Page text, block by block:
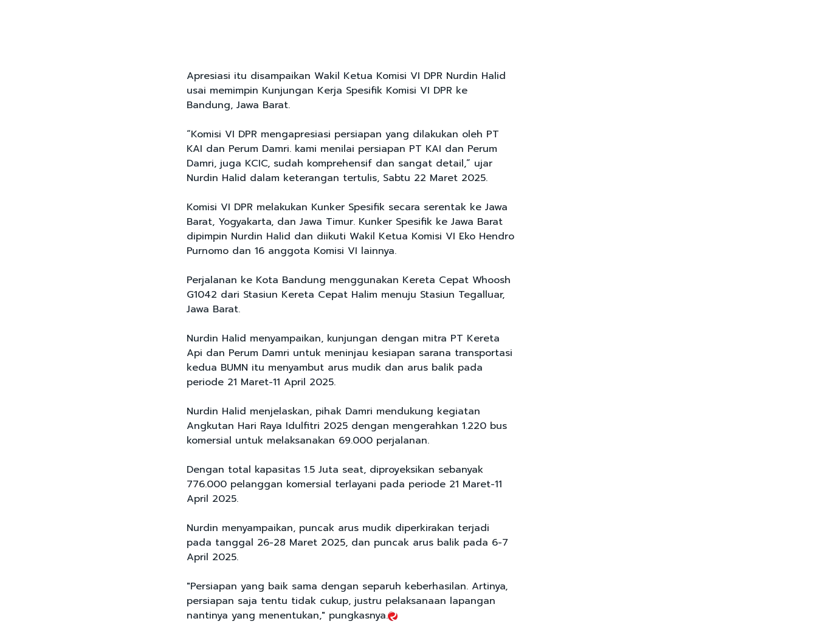
Apresiasi itu disampaikan Wakil Ketua Komisi VI DPR Nurdin Halid
usai memimpin Kunjungan Kerja Spesifik Komisi VI DPR ke
Bandung, Jawa Barat.
“Komisi VI DPR mengapresiasi persiapan yang dilakukan oleh PT
KAI dan Perum Damri. kami menilai persiapan PT KAI dan Perum
Damri, juga KCIC, sudah komprehensif dan sangat detail,” ujar
Nurdin Halid dalam keterangan tertulis, Sabtu 22 Maret 2025.
Komisi VI DPR melakukan Kunker Spesifik secara serentak ke Jawa
Barat, Yogyakarta, dan Jawa Timur. Kunker Spesifik ke Jawa Barat
dipimpin Nurdin Halid dan diikuti Wakil Ketua Komisi VI Eko Hendro
Purnomo dan 16 anggota Komisi VI lainnya.
Perjalanan ke Kota Bandung menggunakan Kereta Cepat Whoosh
G1042 dari Stasiun Kereta Cepat Halim menuju Stasiun Tegalluar,
Jawa Barat.
Nurdin Halid menyampaikan, kunjungan dengan mitra PT Kereta
Api dan Perum Damri untuk meninjau kesiapan sarana transportasi
kedua BUMN itu menyambut arus mudik dan arus balik pada
periode 21 Maret-11 April 2025.
Nurdin Halid menjelaskan, pihak Damri mendukung kegiatan
Angkutan Hari Raya Idulfitri 2025 dengan mengerahkan 1.220 bus
komersial untuk melaksanakan 69.000 perjalanan.
Dengan total kapasitas 1.5 Juta seat, diproyeksikan sebanyak
776.000 pelanggan komersial terlayani pada periode 21 Maret-11
April 2025.
Nurdin menyampaikan, puncak arus mudik diperkirakan terjadi
pada tanggal 26-28 Maret 2025, dan puncak arus balik pada 6-7
April 2025.
"Persiapan yang baik sama dengan separuh keberhasilan. Artinya,
persiapan saja tentu tidak cukup, justru pelaksanaan lapangan
nantinya yang menentukan," pungkasnya.